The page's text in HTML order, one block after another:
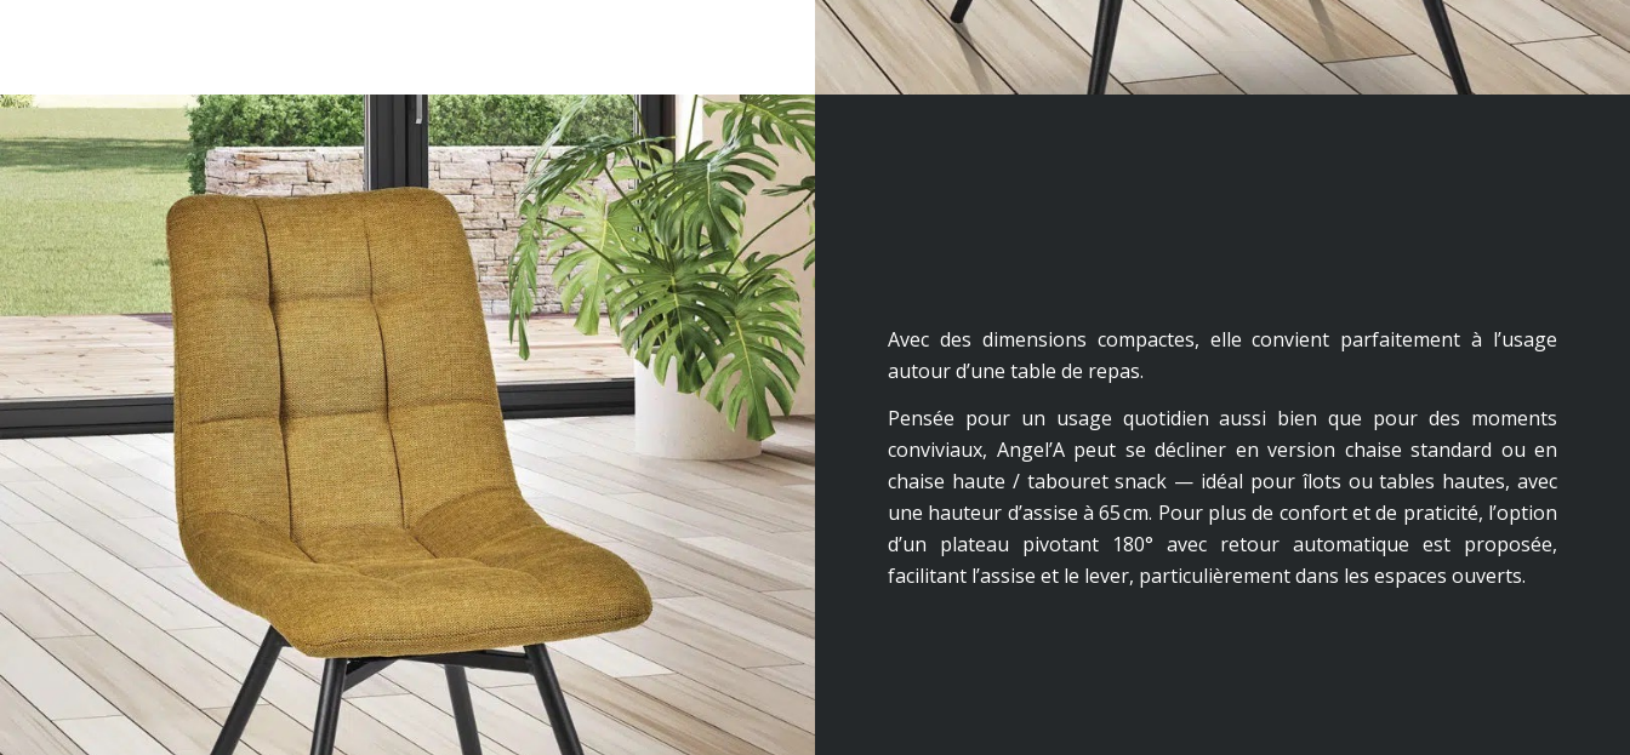
Avec des dimensions compactes, elle convient parfaitement à l’usage
autour d’une table de repas.
Pensée pour un usage quotidien aussi bien que pour des moments
conviviaux, Angel’A peut se décliner en version chaise standard ou en
chaise haute / tabouret snack — idéal pour îlots ou tables hautes, avec
une hauteur d’assise à 65 cm. Pour plus de confort et de praticité, l’option
d’un plateau pivotant 180° avec retour automatique est proposée,
facilitant l’assise et le lever, particulièrement dans les espaces ouverts.